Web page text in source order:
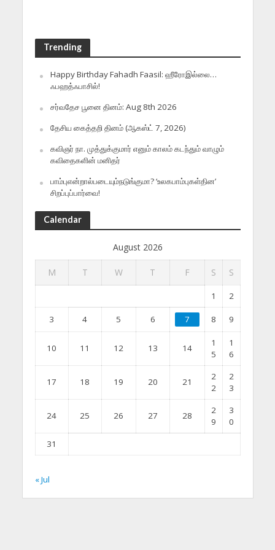
Trending
Happy Birthday Fahadh Faasil: ஹீரோஇல்லை…
ஃபஹத்ஃபாசில்!
சர்வதேச பூனை தினம்: Aug 8th 2026
தேசிய கைத்தறி தினம் (ஆகஸ்ட் 7, 2026)
கவிஞர் நா. முத்துக்குமார் எனும் காலம் கடந்தும் வாழும்
கவிதைகளின் மனிதர்
பாம்புஎன்றால்படையும்நடுங்குமா? ‘உலகபாம்புகள்தின’
சிறப்புப்பார்வை!
Calendar
August 2026
M T W T F S S
1 2
3 4 5 6 7 8 9
10 11 12 13 14
1
5
1
6
17 18 19 20 21
2
2
2
3
24 25 26 27 28
2
9
3
0
31
« Jul